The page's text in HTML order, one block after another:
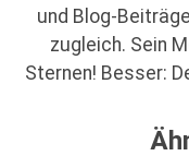
und Blog-
zugleich. Sein
Sternen! Besser: